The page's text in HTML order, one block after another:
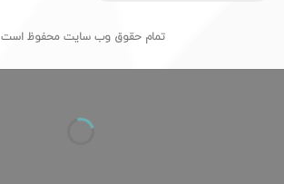
تمام حقوق وب سایت محفوظ است